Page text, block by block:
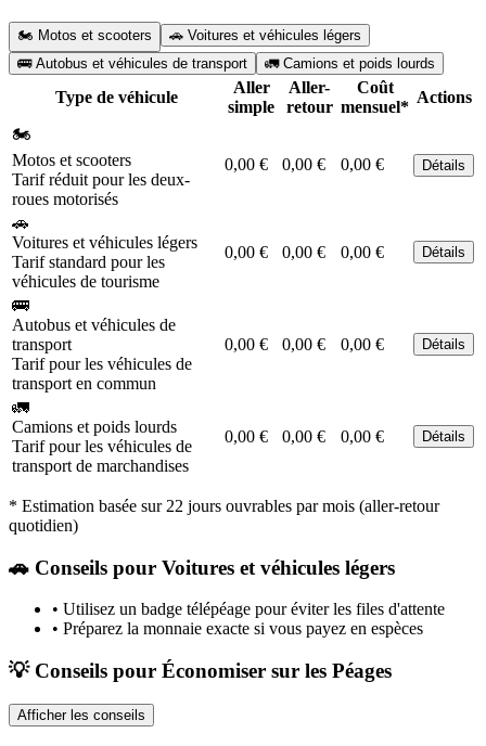
🏍️ Motos et scooters
🚗 Voitures et véhicules légers
🚌 Autobus et véhicules de transport
🚛 Camions et poids lourds
Type de véhicule
Aller
simple
Aller-
retour
Coût
mensuel*
Actions
🏍️
Motos et scooters
Tarif réduit pour les deux-
roues motorisés
0,00 € 0,00 € 0,00 € Détails
🚗
Voitures et véhicules légers
Tarif standard pour les
véhicules de tourisme
0,00 € 0,00 € 0,00 € Détails
🚌
Autobus et véhicules de
transport
Tarif pour les véhicules de
transport en commun
0,00 € 0,00 € 0,00 € Détails
🚛
Camions et poids lourds
Tarif pour les véhicules de
transport de marchandises
0,00 € 0,00 € 0,00 € Détails
* Estimation basée sur 22 jours ouvrables par mois (aller-retour
quotidien)
🚗 Conseils pour Voitures et véhicules légers
• Utilisez un badge télépéage pour éviter les files d'attente
• Préparez la monnaie exacte si vous payez en espèces
💡 Conseils pour Économiser sur les Péages
Afficher les conseils